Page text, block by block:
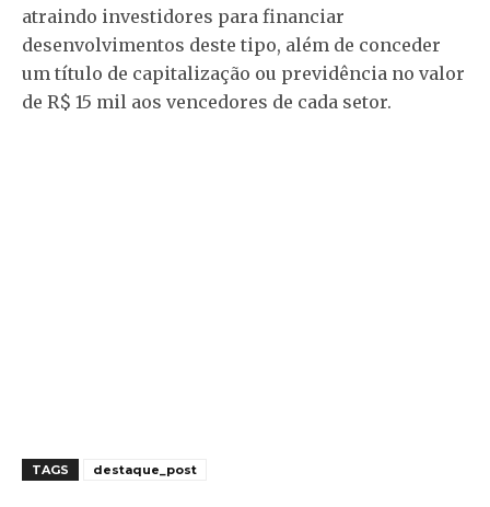
atraindo investidores para financiar
desenvolvimentos deste tipo, além de conceder
um título de capitalização ou previdência no valor
de R$ 15 mil aos vencedores de cada setor.
TAGS destaque_post